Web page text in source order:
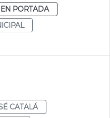
EN PORTADA
CATALÁ